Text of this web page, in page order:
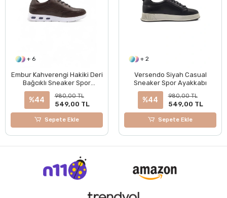
+ 6
Embur Kahverengi Hakiki Deri
Bağcıklı Sneaker Spor
Ayakkabı
%44 980,00 TL
549,00 TL
Sepete Ekle
+ 2
Versendo Siyah Casual
Sneaker Spor Ayakkabı
%44 980,00 TL
549,00 TL
Sepete Ekle